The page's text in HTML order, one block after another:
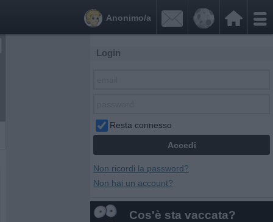


Anonimo/a
Login
Resta connesso
Non ricordi la password?
Non hai un account?
Cos'è sta vaccata?